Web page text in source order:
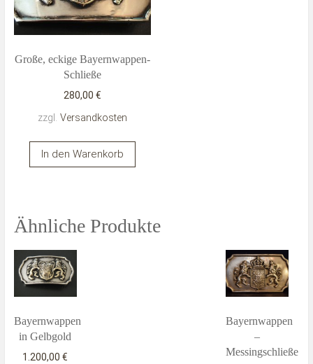
Große, eckige Bayernwappen-
Schließe
280,00 €
zzgl. Versandkosten
In den Warenkorb
Ähnliche Produkte
Bayernwappen
in Gelbgold
1.200,00€
Bayernwappen
–
Messingschließe